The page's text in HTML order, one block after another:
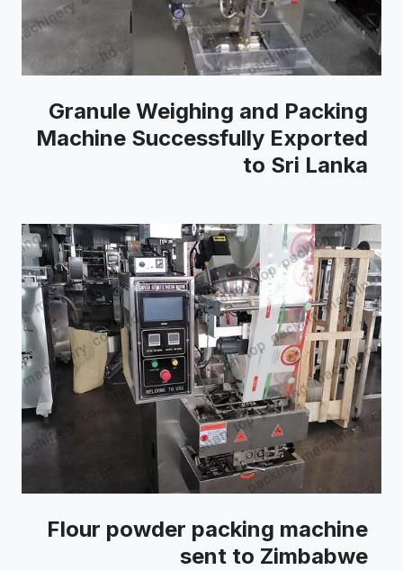
Granule Weighing and Packing
Machine Successfully Exported
to Sri Lanka
Flour powder packing machine
sent to Zimbabwe